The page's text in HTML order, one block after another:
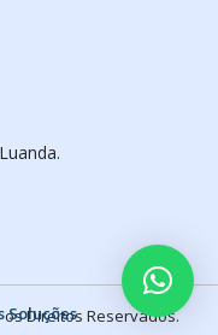
Direitos Reservados.
Soluções